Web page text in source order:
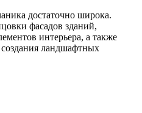
достаточно широка.
фасадов зданий,
интерьера, а также
ландшафтных